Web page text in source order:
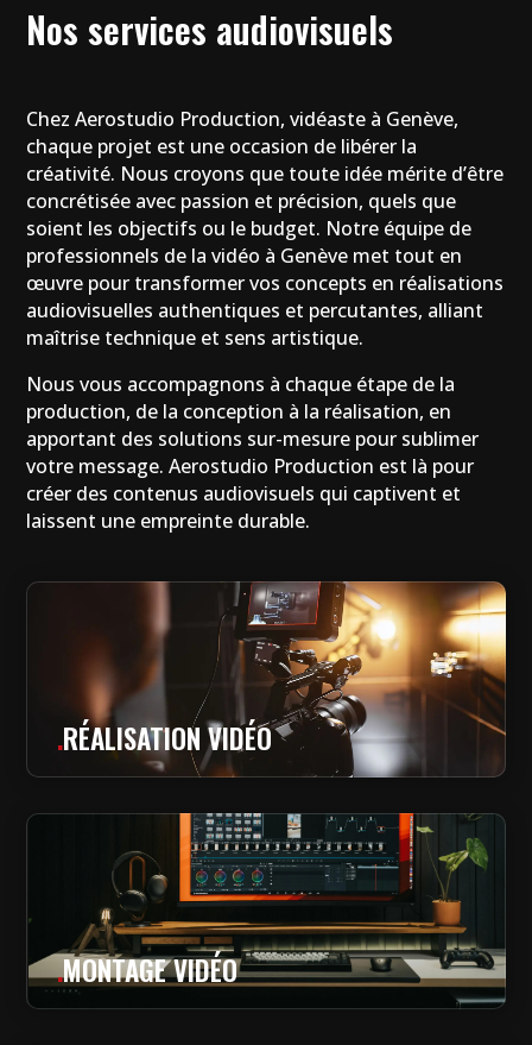
Nos services audiovisuels
Chez Aerostudio Production, vidéaste à Genève,
chaque projet est une occasion de libérer la
créativité. Nous croyons que toute idée mérite d’être
concrétisée avec passion et précision, quels que
soient les objectifs ou le budget. Notre équipe de
professionnels de la vidéo à Genève met tout en
œuvre pour transformer vos concepts en réalisations
audiovisuelles authentiques et percutantes, alliant
maîtrise technique et sens artistique.
Nous vous accompagnons à chaque étape de la
production, de la conception à la réalisation, en
apportant des solutions sur-mesure pour sublimer
votre message. Aerostudio Production est là pour
créer des contenus audiovisuels qui captivent et
laissent une empreinte durable.
.RÉALISATION VIDÉO
.MONTAGE VIDÉO